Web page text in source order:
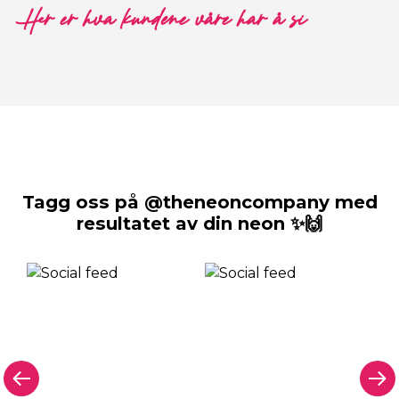
Her er hva kundene våre har å si
Tagg oss på @theneoncompany med
resultatet av din neon ✨🙌